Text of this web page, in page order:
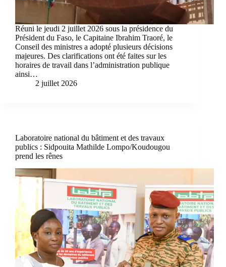
Réuni le jeudi 2 juillet 2026 sous la présidence du
Président du Faso, le Capitaine Ibrahim Traoré, le
Conseil des ministres a adopté plusieurs décisions
majeures. Des clarifications ont été faites sur les
horaires de travail dans l’administration publique
ainsi…
2 juillet 2026
Laboratoire national du bâtiment et des travaux
publics : Sidpouita Mathilde Lompo/Koudougou
prend les rênes